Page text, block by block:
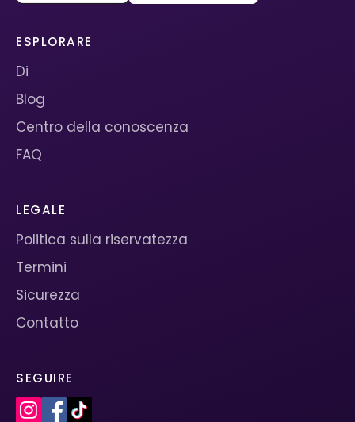
ESPLORARE
Di
Blog
Centro della conoscenza
FAQ
LEGALE
Politica sulla riservatezza
Termini
Sicurezza
Contatto
SEGUIRE